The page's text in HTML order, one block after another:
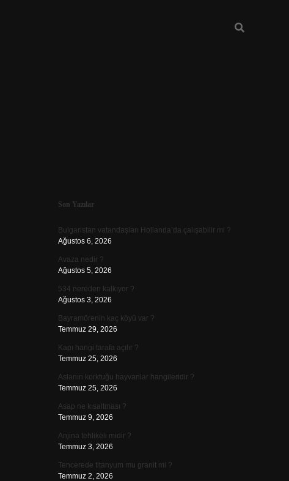
Sidebar
Son Yazılar
Bulgaristan vatandaşları Hollanda’da çalışabilir mi ?
Ağustos 6, 2026
Avaza nedir ?
Ağustos 5, 2026
534 nereden kalkıyor ?
Ağustos 3, 2026
Bayramörenin kaç köyü var ?
Temmuz 29, 2026
Kapı hangi tarafa açılır ?
Temmuz 25, 2026
Aslanın korktuğu hayvanlar hangileridir ?
Temmuz 25, 2026
Asap ne kısaltması ?
Temmuz 9, 2026
Anjina tehlikeli midir ?
Temmuz 3, 2026
Tencerede titanyum mu granit mi ?
Temmuz 2, 2026